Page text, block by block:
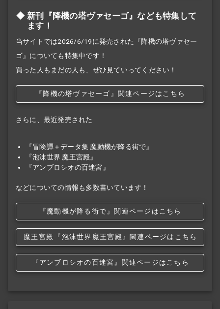
新刊『降機の塔ヴァセーゴ』なども特集して
ます！
当サイトでは2026/6/19に発売された『降機の塔ヴァセー
ゴ』についても特集中です！
買った人もまだの人も、ぜひ見ていってください！
『降機の塔ヴァセーゴ』関連ページはこちら
さらに、最近発売された
『冒険譚＋データ集 魔動機が降る街で』
『泡沫世界 魔王宮殿』
『アンブロシオの百迷宮』
などについての情報も多数書いています！
『魔動機が降る街で』関連ページはこちら
魔王宮殿 『泡沫世界 魔王宮殿』関連ページはこちら
『アンブロシオの百迷宮』関連ページはこちら